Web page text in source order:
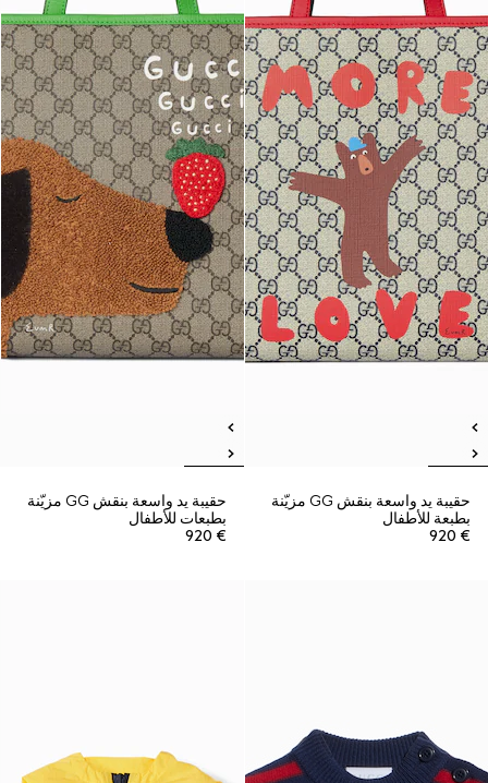
حقيبة يد واسعة بنقش GG مزيّنة
بطبعة للأطفال
€ 920
حقيبة يد واسعة بنقش GG مزيّنة
بطبعات للأطفال
€ 920